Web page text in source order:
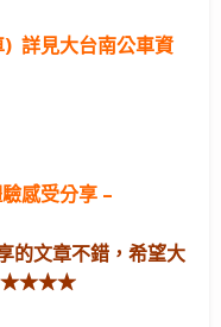
詳見大台南公車資
感受分享 –
文章不錯，希望大
★★★★★